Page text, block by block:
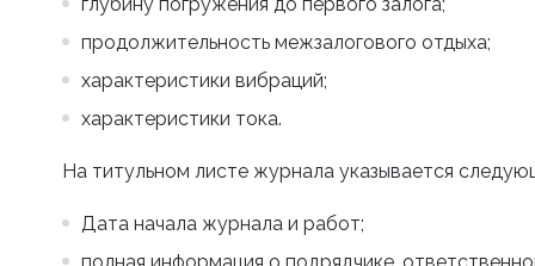
продолжительность межзалогового отдыха;
характеристики вибраций;
характеристики тока.
На титульном листе журнала указывается
Дата начала журнала и работ;
полная информация о подрядчике,